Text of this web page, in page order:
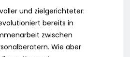
und zielgerichteter:
bereits in
zwischen
Wie aber